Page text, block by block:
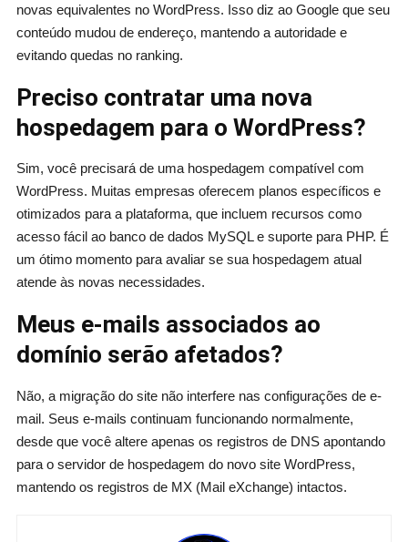
novas equivalentes no WordPress. Isso diz ao Google que seu
conteúdo mudou de endereço, mantendo a autoridade e
evitando quedas no ranking.
Preciso contratar uma nova
hospedagem para o WordPress?
Sim, você precisará de uma hospedagem compatível com
WordPress. Muitas empresas oferecem planos específicos e
otimizados para a plataforma, que incluem recursos como
acesso fácil ao banco de dados MySQL e suporte para PHP. É
um ótimo momento para avaliar se sua hospedagem atual
atende às novas necessidades.
Meus e-mails associados ao
domínio serão afetados?
Não, a migração do site não interfere nas configurações de e-
mail. Seus e-mails continuam funcionando normalmente,
desde que você altere apenas os registros de DNS apontando
para o servidor de hospedagem do novo site WordPress,
mantendo os registros de MX (Mail eXchange) intactos.